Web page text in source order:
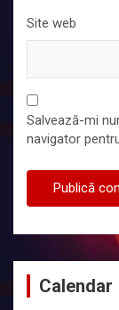
Site web
Salvează-mi
navigator
Calendar